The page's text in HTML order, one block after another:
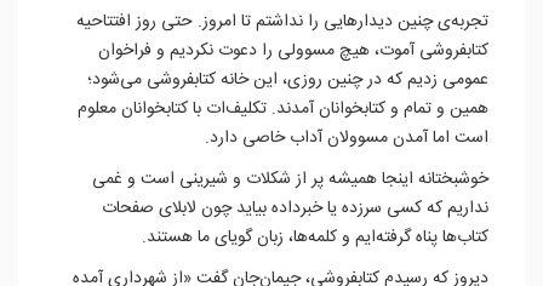
تجربه‌ی چنین دیدارهایی را نداشتم تا امروز. حتی روز افتتاحیه
کتابفروشی آموت، هیچ مسوولی را دعوت نکردیم و فراخوان
عمومی زدیم که در چنین روزی، این خانه کتابفروشی می‌شود؛
همین و تمام و کتابخوانان آمدند. تکلیف‌ات با کتابخوانان معلوم
است اما آمدن مسوولان آداب خاصی دارد.
خوشبختانه اینجا همیشه پر از شکلات و شیرینی است و غمی
نداریم که کسی سرزده یا خبرداده بیاید چون لابلای صفحات
کتاب‌ها پناه گرفته‌ایم و کلمه‌ها، زبان گویای ما هستند.
دیروز که رسیدم کتابفروشی، جیمان‌جان گفت «از شهرداری آمده